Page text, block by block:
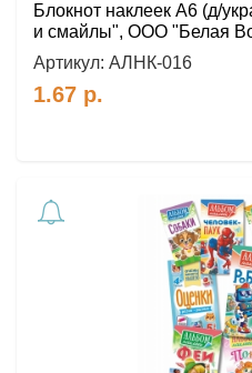
Блокнот наклеек А6 (д/
и смайлы", ООО "Белая
Артикул: АЛНК-016
1.67 р.